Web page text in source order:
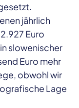
jährlich
Euro
slowenischer
Euro mehr
obwohl wir
Lage